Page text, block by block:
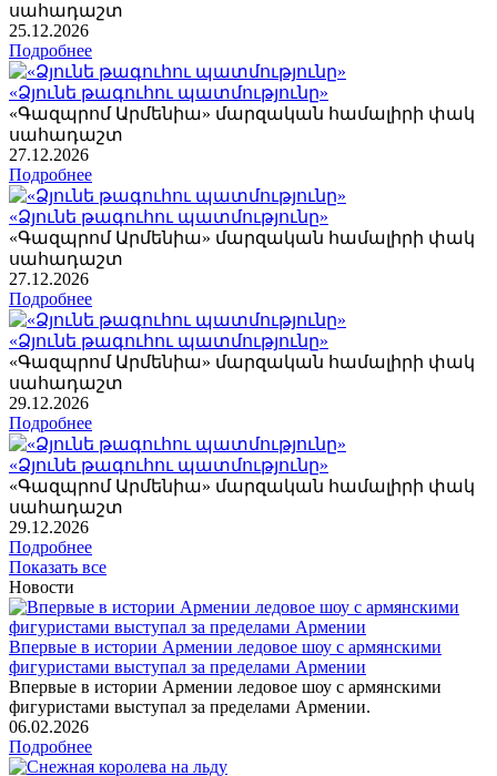
սահադաշտ
25.12.2026
Подробнее
«Ձյունե թագուհու պատմությունը»
«Գազպրոմ Արմենիա» մարզական համալիրի փակ
սահադաշտ
27.12.2026
Подробнее
«Ձյունե թագուհու պատմությունը»
«Գազպրոմ Արմենիա» մարզական համալիրի փակ
սահադաշտ
27.12.2026
Подробнее
«Ձյունե թագուհու պատմությունը»
«Գազպրոմ Արմենիա» մարզական համալիրի փակ
սահադաշտ
29.12.2026
Подробнее
«Ձյունե թագուհու պատմությունը»
«Գազպրոմ Արմենիա» մարզական համալիրի փակ
սահադաշտ
29.12.2026
Подробнее
Показать все
Новости
Впервые в истории Армении ледовое шоу с армянскими
фигуристами выступал за пределами Армении
Впервые в истории Армении ледовое шоу с армянскими
фигуристами выступал за пределами Армении.
06.02.2026
Подробнее